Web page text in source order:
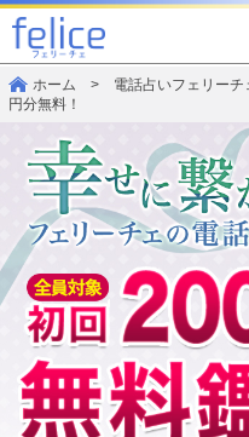
ホーム > 電話占いフェリーチ
円分無料！